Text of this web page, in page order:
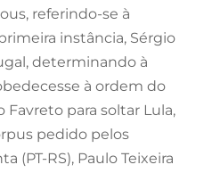
referindo-se à
instância, Sérgio
determinando à
à ordem do
para soltar Lula,
pedido pelos
(PT-RS), Paulo Teixeira